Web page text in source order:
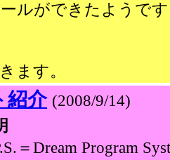
ルができたようで
ます。
紹介 (2008/9/14)
＝Dream Program